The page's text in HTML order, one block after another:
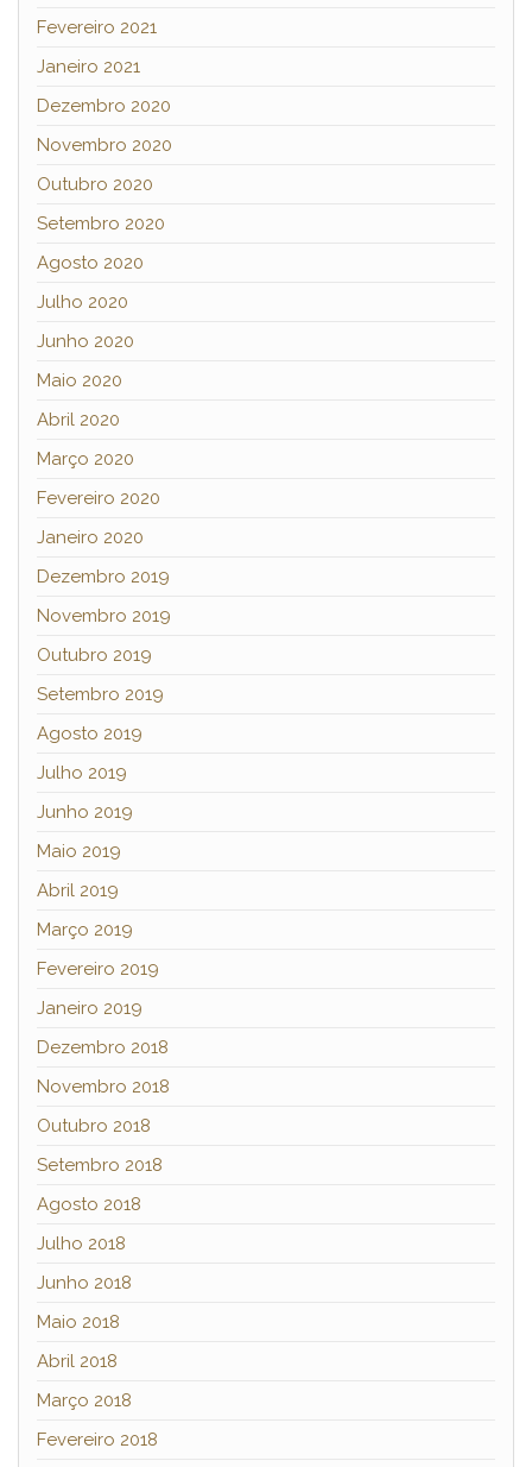
Fevereiro 2021
Janeiro 2021
Dezembro 2020
Novembro 2020
Outubro 2020
Setembro 2020
Agosto 2020
Julho 2020
Junho 2020
Maio 2020
Abril 2020
Março 2020
Fevereiro 2020
Janeiro 2020
Dezembro 2019
Novembro 2019
Outubro 2019
Setembro 2019
Agosto 2019
Julho 2019
Junho 2019
Maio 2019
Abril 2019
Março 2019
Fevereiro 2019
Janeiro 2019
Dezembro 2018
Novembro 2018
Outubro 2018
Setembro 2018
Agosto 2018
Julho 2018
Junho 2018
Maio 2018
Abril 2018
Março 2018
Fevereiro 2018